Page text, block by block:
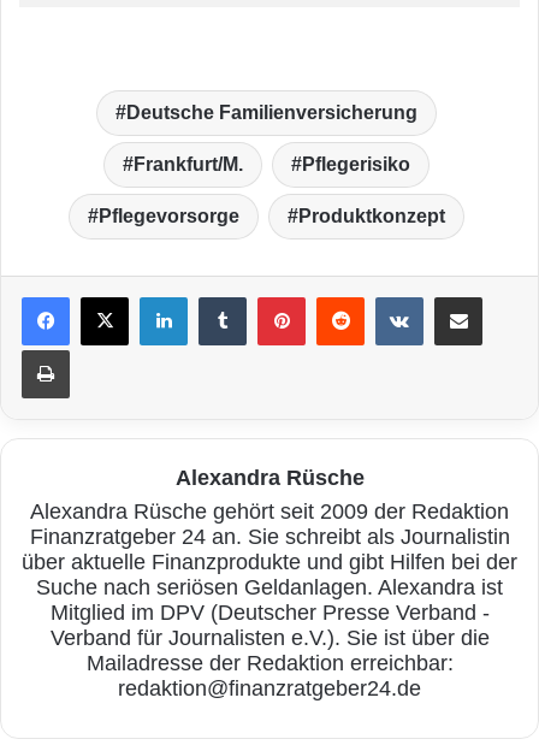
Deutsche Familienversicherung
Frankfurt/M. Pflegerisiko
Pflegevorsorge Produktkonzept
LinkedIn VKontakte
Drucken
Alexandra Rüsche
Alexandra Rüsche gehört seit 2009 der Redaktion
Finanzratgeber 24 an. Sie schreibt als Journalistin
über aktuelle Finanzprodukte und gibt Hilfen bei der
Suche nach seriösen Geldanlagen. Alexandra ist
Mitglied im DPV (Deutscher Presse Verband -
Verband für Journalisten e.V.). Sie ist über die
Mailadresse der Redaktion erreichbar:
redaktion@finanzratgeber24.de